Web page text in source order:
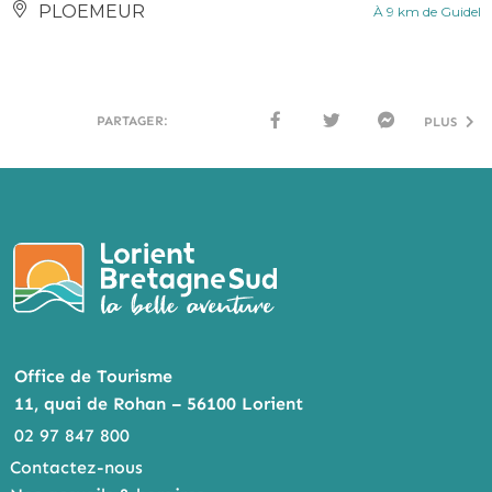
PLOEMEUR À 9 km de Guidel
PARTAGER:
BOO
TTER
ENG
PLUS
Office de Tourisme
11, quai de Rohan – 56100 Lorient
02 97 847 800
Contactez-nous